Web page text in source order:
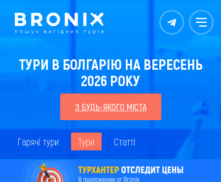
Контакты Меню
ТУРИ В БОЛГАРІЮ НА ВЕРЕСЕНЬ
2026 РОКУ
З БУДЬ-ЯКОГО МІСТА
Гарячі тури Тури Статті